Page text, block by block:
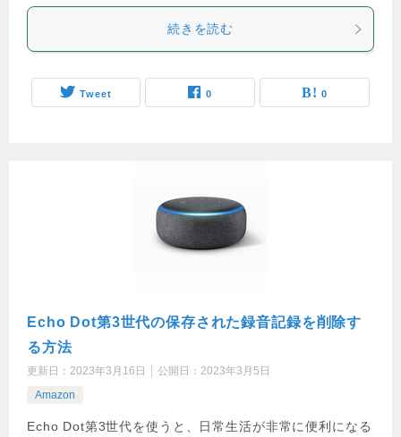
続きを読む
Tweet 0 0
Echo Dot第3世代の保存された録音記録を削除す
る方法
更新日： 2023年3月16日 公開日： 2023年3月5日
Amazon
Echo Dot第3世代を使うと、日常生活が非常に便利になる